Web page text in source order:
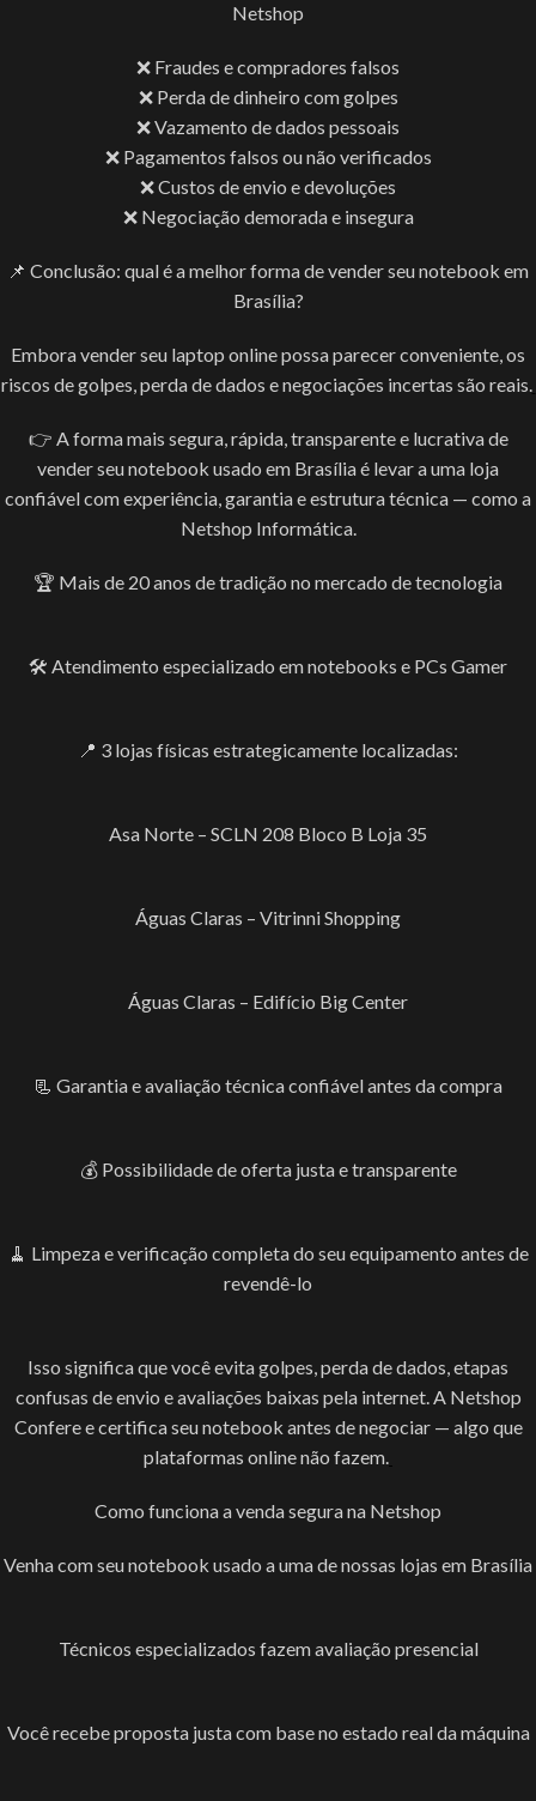
Netshop
❌ Fraudes e compradores falsos
❌ Perda de dinheiro com golpes
❌ Vazamento de dados pessoais
❌ Pagamentos falsos ou não verificados
❌ Custos de envio e devoluções
❌ Negociação demorada e insegura
📌 Conclusão: qual é a melhor forma de vender seu notebook em
Brasília?
Embora vender seu laptop online possa parecer conveniente, os
riscos de golpes, perda de dados e negociações incertas são reais.
👉 A forma mais segura, rápida, transparente e lucrativa de
vender seu notebook usado em Brasília é levar a uma loja
confiável com experiência, garantia e estrutura técnica — como a
Netshop Informática.
🏆 Mais de 20 anos de tradição no mercado de tecnologia
🛠️ Atendimento especializado em notebooks e PCs Gamer
📍 3 lojas físicas estrategicamente localizadas:
Asa Norte – SCLN 208 Bloco B Loja 35
Águas Claras – Vitrinni Shopping
Águas Claras – Edifício Big Center
📃 Garantia e avaliação técnica confiável antes da compra
💰 Possibilidade de oferta justa e transparente
🧹 Limpeza e verificação completa do seu equipamento antes de
revendê-lo
Isso significa que você evita golpes, perda de dados, etapas
confusas de envio e avaliações baixas pela internet. A Netshop
Confere e certifica seu notebook antes de negociar — algo que
plataformas online não fazem.
Como funciona a venda segura na Netshop
Venha com seu notebook usado a uma de nossas lojas em Brasília
Técnicos especializados fazem avaliação presencial
Você recebe proposta justa com base no estado real da máquina